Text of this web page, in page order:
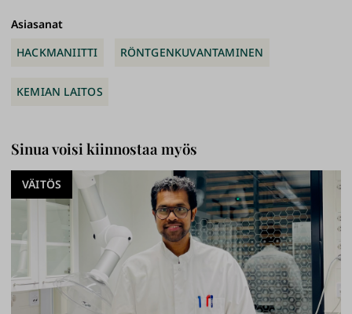
Asiasanat
HACKMANIITTI
RÖNTGENKUVANTAMINEN
KEMIAN LAITOS
Sinua voisi kiinnostaa myös
VÄITÖS